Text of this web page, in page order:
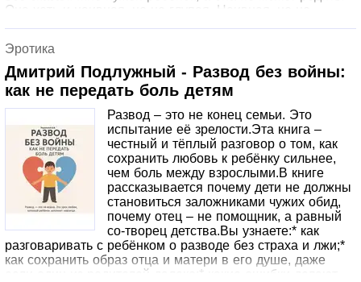
Она хоть и наивная, но не глупая. Наивная, но не
бывшего мужа!.. *** Мой муж так мечтал о ребенке,
которого я не могла ему подарить, что не стал ждать... Я
ушла с дочерью под сердцем, не сказав ему о
беременности. Спустя семь лет я еду в командировку в
Санкт-Петербург. И встречаю его.
Эротика
Дмитрий Подлужный - Развод без войны:
как не передать боль детям
Развод – это не конец семьи. Это
испытание её зрелости.Эта книга –
честный и тёплый разговор о том, как
сохранить любовь к ребёнку сильнее,
чем боль между взрослыми.В книге
рассказывается почему дети не должны
становиться заложниками чужих обид,
почему отец – не помощник, а равный
со-творец детства.Вы узнаете:* как
разговаривать с ребёнком о разводе без страха и лжи;*
как сохранить образ отца и матери в его душе, даже
если один из родителей далеко;* какие ошибки делают